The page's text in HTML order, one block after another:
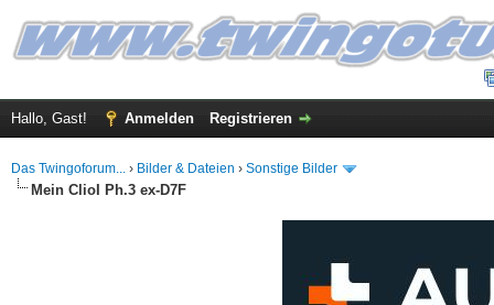
Hallo, Gast! Anmelden Registrieren
Das Twingoforum... › Bilder & Dateien › Sonstige Bilder
Mein ClioI Ph.3 ex-D7F